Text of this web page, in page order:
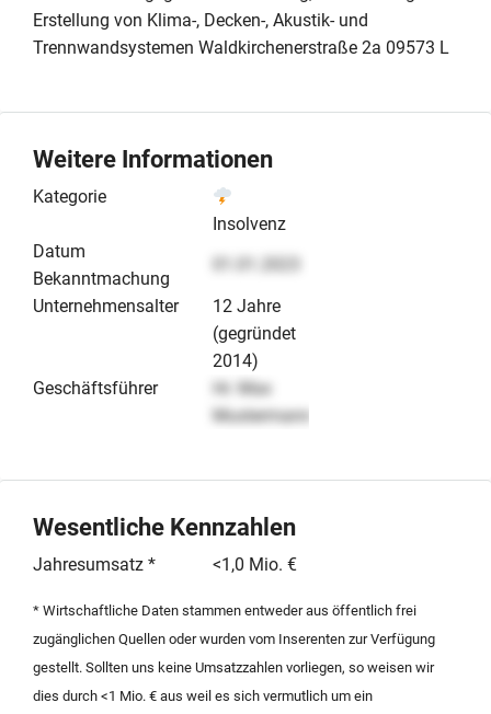
Erstellung von Klima-, Decken-, Akustik- und
Trennwandsystemen Waldkirchenerstraße 2a 09573 L
Weitere Informationen
Kategorie
Insolvenz
Datum
Bekanntmachung
Unternehmensalter
12 Jahre
(gegründet
2014)
Geschäftsführer
Hr. Max
Mustermann
Wesentliche Kennzahlen
Jahresumsatz * <1,0 Mio. €
* Wirtschaftliche Daten stammen entweder aus öffentlich frei
zugänglichen Quellen oder wurden vom Inserenten zur Verfügung
gestellt. Sollten uns keine Umsatzzahlen vorliegen, so weisen wir
dies durch <1 Mio. € aus weil es sich vermutlich um ein